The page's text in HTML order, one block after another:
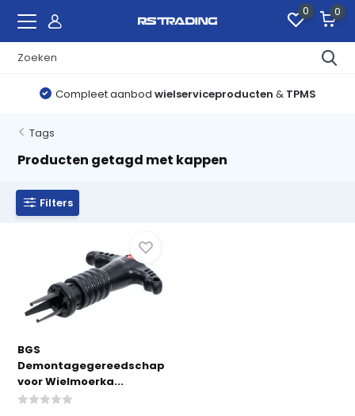
0 0
Compleet aanbod wielserviceproducten & TPMS
Tags
Producten getagd met kappen
Filters
BGS
Demontagegereedschap
voor Wielmoerka...